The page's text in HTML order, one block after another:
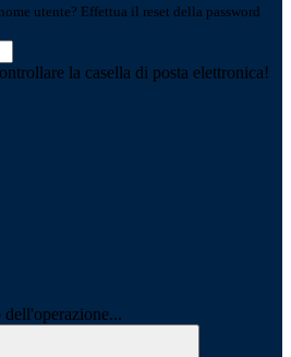
utente? Effettua il reset della password
la casella di posta elettronica!